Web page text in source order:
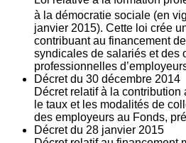
à la démocratie sociale (en
janvier 2015). Cette loi crée
contribuant au financement
syndicales de salariés et des
professionnelles
Décret du 30 décembre 2014
Décret relatif à la
le taux et les modalités de
des employeurs au Fonds,
Décret du 28 janvier 2015